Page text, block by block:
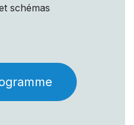
schémas